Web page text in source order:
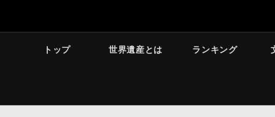
トップ 世界遺産とは ランキング